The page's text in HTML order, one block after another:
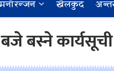
खेलकुद
बस्ने कार्यसूची